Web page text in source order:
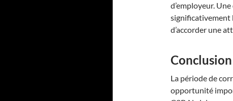
d’employeur.
significativement
d’accorder une
Conclusion
La période de
opportunité